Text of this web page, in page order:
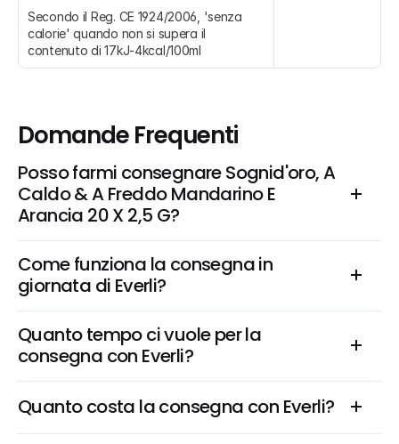
Secondo il Reg. CE 1924/2006, 'senza
calorie' quando non si supera il
contenuto di 17kJ-4kcal/100ml
Domande Frequenti
Posso farmi consegnare Sognid'oro, A
Caldo & A Freddo Mandarino E
Arancia 20 X 2,5 G?
Come funziona la consegna in
giornata di Everli?
Quanto tempo ci vuole per la
consegna con Everli?
Quanto costa la consegna con Everli?